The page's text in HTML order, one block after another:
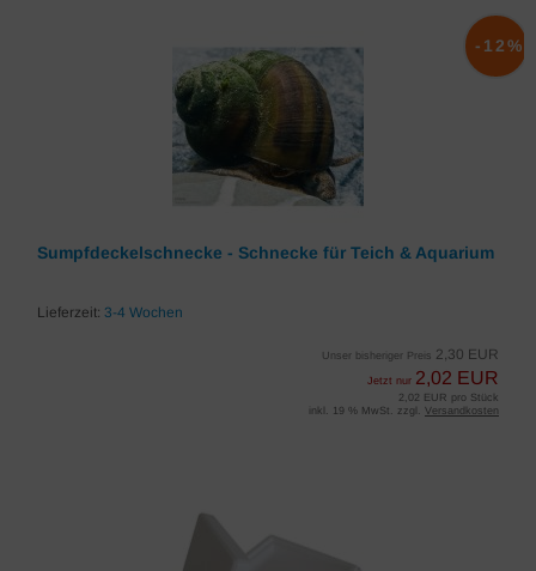
Sumpfdeckelschnecke - Schnecke für Teich & Aquarium
Lieferzeit: 3-4 Wochen
Unser bisheriger Preis 2,30 EUR
Jetzt nur 2,02 EUR
-12%
2,02 EUR pro Stück
inkl. 19 % MwSt. zzgl. Versandkosten